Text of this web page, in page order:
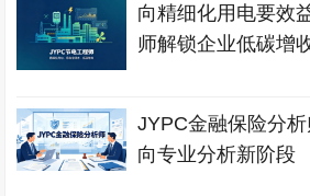
向精细化用电要效
师解锁企业低碳增
JYPC金融保险分
向专业分析新阶段